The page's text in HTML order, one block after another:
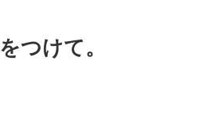
つけて。